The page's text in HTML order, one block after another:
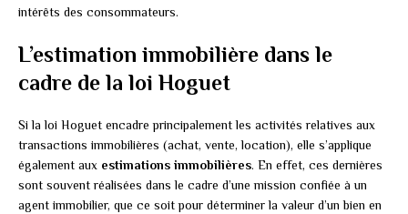
intérêts des consommateurs.
L’estimation immobilière dans le
cadre de la loi Hoguet
Si la loi Hoguet encadre principalement les activités relatives aux
transactions immobilières (achat, vente, location), elle s’applique
également aux estimations immobilières. En effet, ces dernières
sont souvent réalisées dans le cadre d’une mission confiée à un
agent immobilier, que ce soit pour déterminer la valeur d’un bien en